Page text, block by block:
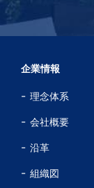
企業情報
理念体系
会社概要
沿革
組織図